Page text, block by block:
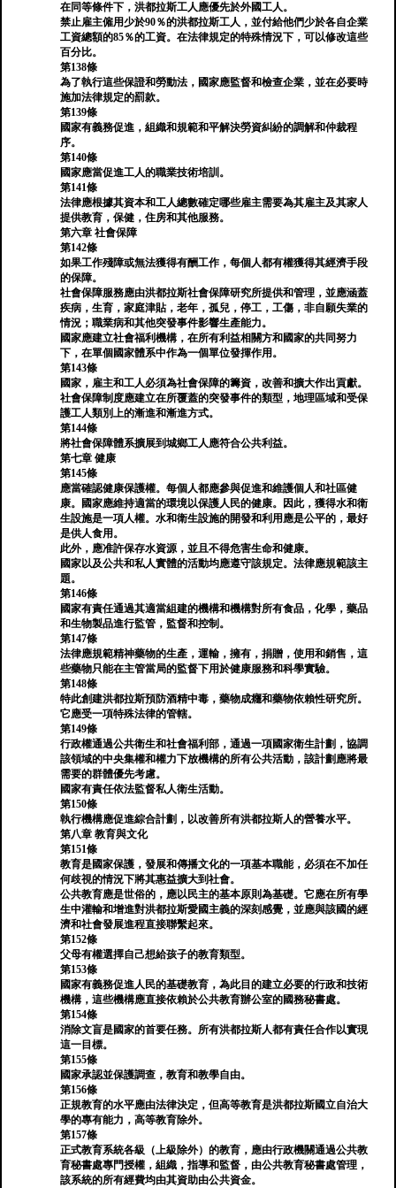
在同等條件下，洪都拉斯工人應優先於外國工人。
禁止雇主僱用少於90％的洪都拉斯工人，並付給他們少於各自企業
工資總額的85％的工資。在法律規定的特殊情況下，可以修改這些
百分比。
第138條
為了執行這些保證和勞動法，國家應監督和檢查企業，並在必要時
施加法律規定的罰款。
第139條
國家有義務促進，組織和規範和平解決勞資糾紛的調解和仲裁程
序。
第140條
國家應當促進工人的職業技術培訓。
第141條
法律應根據其資本和工人總數確定哪些雇主需要為其雇主及其家人
提供教育，保健，住房和其他服務。
第六章 社會保障
第142條
如果工作殘障或無法獲得有酬工作，每個人都有權獲得其經濟手段
的保障。
社會保障服務應由洪都拉斯社會保障研究所提供和管理，並應涵蓋
疾病，生育，家庭津貼，老年，孤兒，停工，工傷，非自願失業的
情況；職業病和其他突發事件影響生產能力。
國家應建立社會福利機構，在所有利益相關方和國家的共同努力
下，在單個國家體系中作為一個單位發揮作用。
第143條
國家，雇主和工人必須為社會保障的籌資，改善和擴大作出貢獻。
社會保障制度應建立在所覆蓋的突發事件的類型，地理區域和受保
護工人類別上的漸進和漸進方式。
第144條
將社會保障體系擴展到城鄉工人應符合公共利益。
第七章 健康
第145條
應當確認健康保護權。每個人都應參與促進和維護個人和社區健
康。國家應維持適當的環境以保護人民的健康。因此，獲得水和衛
生設施是一項人權。水和衛生設施的開發和利用應是公平的，最好
是供人食用。
此外，應准許保存水資源，並且不得危害生命和健康。
國家以及公共和私人實體的活動均應遵守該規定。法律應規範該主
題。
第146條
國家有責任通過其適當組建的機構和機構對所有食品，化學，藥品
和生物製品進行監管，監督和控制。
第147條
法律應規範精神藥物的生產，運輸，擁有，捐贈，使用和銷售，這
些藥物只能在主管當局的監督下用於健康服務和科學實驗。
第148條
特此創建洪都拉斯預防酒精中毒，藥物成癮和藥物依賴性研究所。
它應受一項特殊法律的管轄。
第149條
行政權通過公共衛生和社會福利部，通過一項國家衛生計劃，協調
該領域的中央集權和權力下放機構的所有公共活動，該計劃應將最
需要的群體優先考慮。
國家有責任依法監督私人衛生活動。
第150條
執行機構應促進綜合計劃，以改善所有洪都拉斯人的營養水平。
第八章 教育與文化
第151條
教育是國家保護，發展和傳播文化的一項基本職能，必須在不加任
何歧視的情況下將其惠益擴大到社會。
公共教育應是世俗的，應以民主的基本原則為基礎。它應在所有學
生中灌輸和增進對洪都拉斯愛國主義的深刻感覺，並應與該國的經
濟和社會發展進程直接聯繫起來。
第152條
父母有權選擇自己想給孩子的教育類型。
第153條
國家有義務促進人民的基礎教育，為此目的建立必要的行政和技術
機構，這些機構應直接依賴於公共教育辦公室的國務秘書處。
第154條
消除文盲是國家的首要任務。所有洪都拉斯人都有責任合作以實現
這一目標。
第155條
國家承認並保護調查，教育和教學自由。
第156條
正規教育的水平應由法律決定，但高等教育是洪都拉斯國立自治大
學的專有能力，高等教育除外。
第157條
正式教育系統各級（上級除外）的教育，應由行政機關通過公共教
育秘書處專門授權，組織，指導和監督，由公共教育秘書處管理，
該系統的所有經費均由其資助由公共資金。